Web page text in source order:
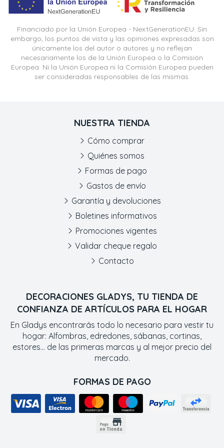
Financiado por la Unión Europea - NextGenerationEU. Sin
embargo, los puntos de vista y las opiniones expresadas son
únicamente los del autor o autores y no reflejan
necesariamente los de la Unión Europea o la Comisión
Europea. Ni la Unión Europea ni la Comisión Europea pueden
ser consideradas responsables de las mismas.
DECORACIONES GLADYS, TU TIENDA DE
CONFIANZA DE ARTÍCULOS PARA EL HOGAR
En Gladys encontrarás todo lo necesario para vestir tu
hogar: Alfombras, edredones, sábanas, cortinas,
estores... de las primeras marcas y al mejor precio del
mercado.
FORMAS DE PAGO
NUESTRA TIENDA
Cómo comprar
Quiénes somos
Formas de pago
Gastos de envío
Garantía y devoluciones
Boletines informativos
Promociones vigentes
Validar cheque regalo
Contacto